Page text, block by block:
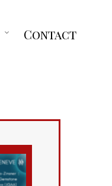
OpenContact